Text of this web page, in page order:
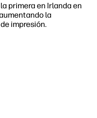
primera en Irlanda en
la
impresión.